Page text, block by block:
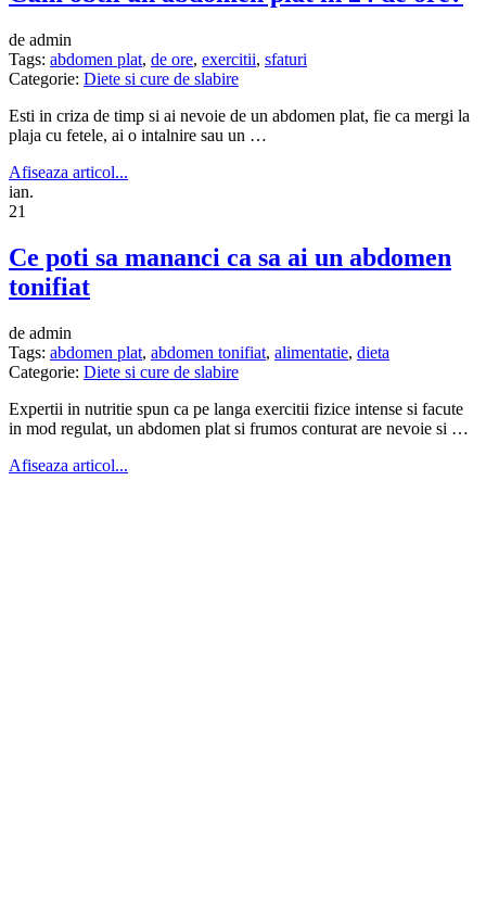
de admin
Tags: abdomen plat, de ore, exercitii, sfaturi
Categorie: Diete si cure de slabire
Esti in criza de timp si ai nevoie de un abdomen plat, fie ca mergi la
plaja cu fetele, ai o intalnire sau un …
Afiseaza articol...
ian.
21
Ce poti sa mananci ca sa ai un abdomen
tonifiat
de admin
Tags: abdomen plat, abdomen tonifiat, alimentatie, dieta
Categorie: Diete si cure de slabire
Expertii in nutritie spun ca pe langa exercitii fizice intense si facute
in mod regulat, un abdomen plat si frumos conturat are nevoie si …
Afiseaza articol...